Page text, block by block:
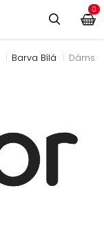
Barva Bílá
0